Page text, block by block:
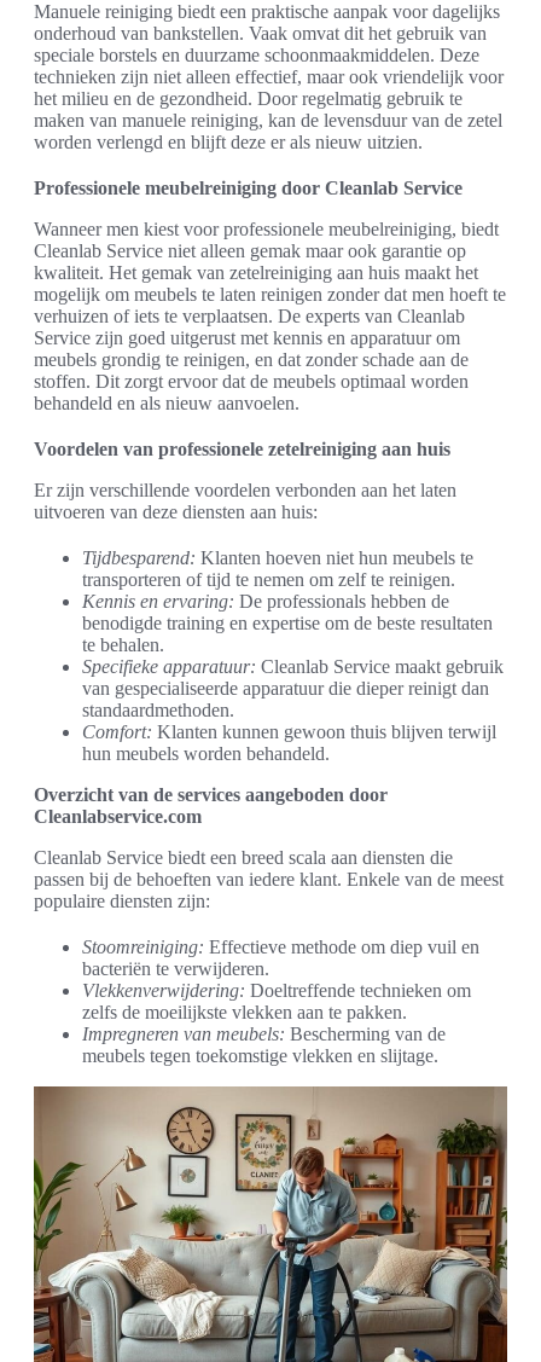
Manuele reiniging biedt een praktische aanpak voor dagelijks
onderhoud van bankstellen. Vaak omvat dit het gebruik van
speciale borstels en duurzame schoonmaakmiddelen. Deze
technieken zijn niet alleen effectief, maar ook vriendelijk voor
het milieu en de gezondheid. Door regelmatig gebruik te
maken van manuele reiniging, kan de levensduur van de zetel
worden verlengd en blijft deze er als nieuw uitzien.
Professionele meubelreiniging door Cleanlab Service
Wanneer men kiest voor professionele meubelreiniging, biedt
Cleanlab Service niet alleen gemak maar ook garantie op
kwaliteit. Het gemak van zetelreiniging aan huis maakt het
mogelijk om meubels te laten reinigen zonder dat men hoeft te
verhuizen of iets te verplaatsen. De experts van Cleanlab
Service zijn goed uitgerust met kennis en apparatuur om
meubels grondig te reinigen, en dat zonder schade aan de
stoffen. Dit zorgt ervoor dat de meubels optimaal worden
behandeld en als nieuw aanvoelen.
Voordelen van professionele zetelreiniging aan huis
Er zijn verschillende voordelen verbonden aan het laten
uitvoeren van deze diensten aan huis:
Tijdbesparend: Klanten hoeven niet hun meubels te
transporteren of tijd te nemen om zelf te reinigen.
Kennis en ervaring: De professionals hebben de
benodigde training en expertise om de beste resultaten
te behalen.
Specifieke apparatuur: Cleanlab Service maakt gebruik
van gespecialiseerde apparatuur die dieper reinigt dan
standaardmethoden.
Comfort: Klanten kunnen gewoon thuis blijven terwijl
hun meubels worden behandeld.
Overzicht van de services aangeboden door
Cleanlabservice.com
Cleanlab Service biedt een breed scala aan diensten die
passen bij de behoeften van iedere klant. Enkele van de meest
populaire diensten zijn:
Stoomreiniging: Effectieve methode om diep vuil en
bacteriën te verwijderen.
Vlekkenverwijdering: Doeltreffende technieken om
zelfs de moeilijkste vlekken aan te pakken.
Impregneren van meubels: Bescherming van de
meubels tegen toekomstige vlekken en slijtage.